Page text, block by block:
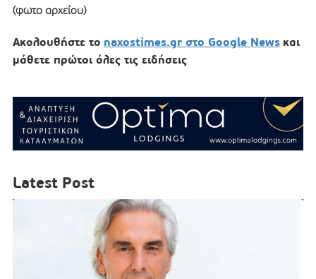
(φωτο αρχείου)
Ακολουθήστε το naxostimes.gr στο Google News και
μάθετε πρώτοι όλες τις ειδήσεις
Latest Post